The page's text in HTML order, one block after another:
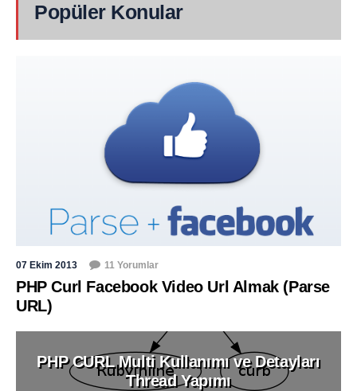
Popüler Konular
07 Ekim 2013 11 Yorumlar
PHP Curl Facebook Video Url Almak (Parse
URL)
PHP CURL Multi Kullanımı ve Detayları
Thread Yapımı